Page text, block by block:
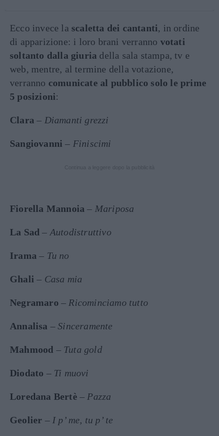
Ecco invece la scaletta dei cantanti, in ordine
di apparizione: i loro brani verranno votati
soltanto dalla giuria della sala stampa, tv e
web, mentre, al termine della votazione,
verranno comunicate al pubblico solo le prime
5 posizioni:
Clara – Diamanti grezzi
Sangiovanni – Finiscimi
Fiorella Mannoia – Mariposa
La Sad – Autodistruttivo
Irama – Tu no
Ghali – Casa mia
Negramaro – Ricominciamo tutto
Annalisa –Sinceramente
Mahmood – Tuta gold
Diodato – Ti muovi
Loredana Bertè – Pazza
Geolier – I p’ me, tu p’ te